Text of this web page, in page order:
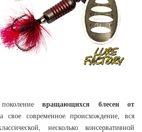
вращающихся блесен от
свое современное происхождение, вся
несколько консервативной